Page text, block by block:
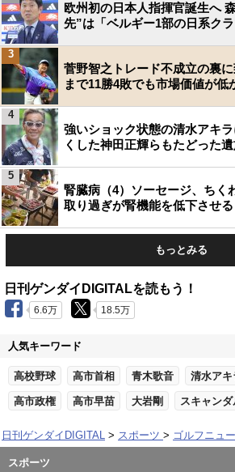
欧州初の日本人指揮官誕生へ
先”は「ベルギー1部の日系ク
菅野智之トレード不成立の裏
まで11勝4敗でも市場価値が低
3
強いショック状態の清水アキ
くした神田正輝らもたどった
4
腎臓病（4）ソーセージ、ちく
取り過ぎが腎機能を低下させる
5
もっとみる
日刊ゲンダイDIGITALを読もう！
6.6万 18.5万
人気キーワード
高校野球 高市首相 青木歌音 清水アキ
高市政権 高市早苗 大岩剛 スキャンダ
日刊ゲンダイDIGITAL スポーツ ゴルフニュ
スポーツ